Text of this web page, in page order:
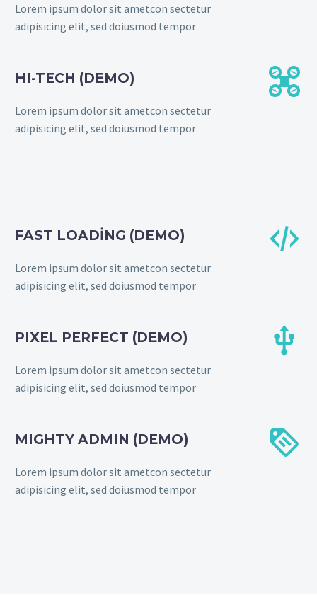
Lorem ipsum dolor sit ametcon sectetur
adipisicing elit, sed doiusmod tempor
HI-TECH (DEMO)
Lorem ipsum dolor sit ametcon sectetur
adipisicing elit, sed doiusmod tempor


FAST LOADING (DEMO)
Lorem ipsum dolor sit ametcon sectetur
adipisicing elit, sed doiusmod tempor


PIXEL PERFECT (DEMO)
Lorem ipsum dolor sit ametcon sectetur
adipisicing elit, sed doiusmod tempor


MIGHTY ADMIN (DEMO)
Lorem ipsum dolor sit ametcon sectetur
adipisicing elit, sed doiusmod tempor

